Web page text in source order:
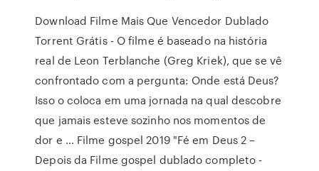
Download Filme Mais Que Vencedor Dublado
Torrent Grátis - O filme é baseado na história
real de Leon Terblanche (Greg Kriek), que se vê
confrontado com a pergunta: Onde está Deus?
Isso o coloca em uma jornada na qual descobre
que jamais esteve sozinho nos momentos de
dor e … Filme gospel 2019 "Fé em Deus 2 –
Depois da Filme gospel dublado completo -